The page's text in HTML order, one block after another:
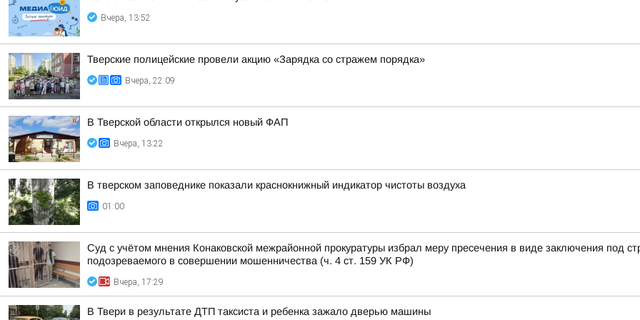
Вчера, 13:52
Тверские полицейские провели акцию «Зарядка со стражем порядка»
Вчера, 22:09
В Тверской области открылся новый ФАП
Вчера, 13:22
В тверском заповеднике показали краснокнижный индикатор чистоты воздуха
01:00
Суд с учётом мнения Конаковской межрайонной прокуратуры избрал меру пресечения в виде заключения под
подозреваемого в совершении мошенничества (ч. 4 ст. 159 УК РФ)
Вчера, 17:29
В Твери в результате ДТП таксиста и ребенка зажало дверью машины